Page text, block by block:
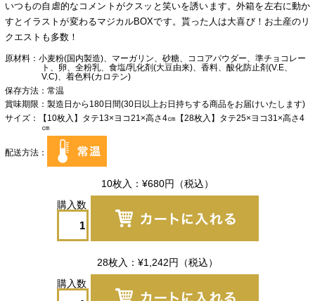
いつもの自虐的なコメントがクスッと笑いを誘います。外箱を左右に動か
すとイラストが変わるマジカルBOXです。貰った人は大喜び！お土産のリ
クエストも多数！
原材料
小麦粉(国内製造)、マーガリン、砂糖、ココアパウダー、準チョコレー
ト、卵、全粉乳、食塩/乳化剤(大豆由来)、香料、酸化防止剤(V.E、
V.C)、着色料(カロテン)
保存方法
常温
賞味期限
製造日から180日間(30日以上お日持ちする商品をお届けいたします)
サイズ
【10枚入】タテ13×ヨコ21×高さ4㎝【28枚入】タテ25×ヨコ31×高さ4
㎝
配送方法
10枚入 ¥680円 （税込）
28枚入 ¥1,242円 （税込）